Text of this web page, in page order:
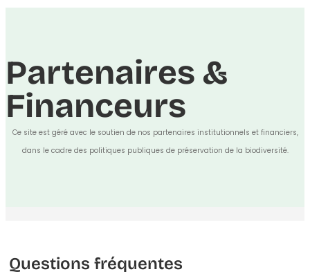
Partenaires &
Financeurs
Ce site est géré avec le soutien de nos partenaires institutionnels et financiers,
dans le cadre des politiques publiques de préservation de la biodiversité.
Questions fréquentes